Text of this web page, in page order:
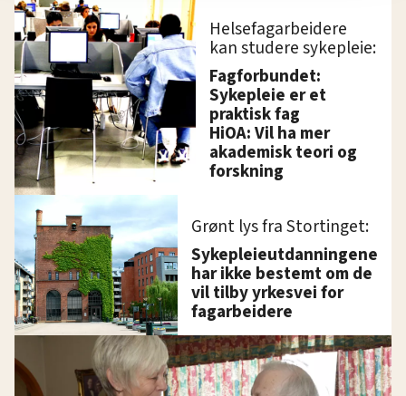
innenfor analyse og annonsering. Disse er angitt i
oversikten lengre ned på denne siden.Helsefagarbeidere
kan studere sykepleie:
Fagforbundet:
Sykepleie er et
praktisk fag
HiOA: Vil ha mer
akademisk teori og
forskning
Grønt lys fra Stortinget:
Sykepleieutdanningene
har ikke bestemt om de
vil tilby yrkesvei for
fagarbeidere